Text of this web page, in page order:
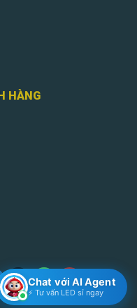
HÀNG
Chat với AI Agent
⚡ Tư vấn LED sỉ ngay